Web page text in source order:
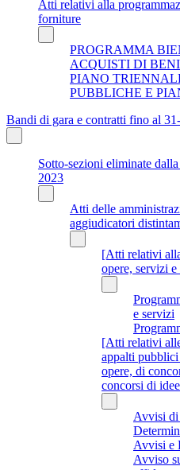
Atti relativi alla
forniture
PROGRAMMA
ACQUISTI DI
PIANO
PUBBLICHE E
Bandi di gara e contratti fino al
Sotto-sezioni eliminate
2023
Atti delle
aggiudicatori
[Atti relativi
opere, servizi
e servizi
[Atti relativi
appalti
opere, di
concorsi di
Avvisi di
Avvisi e
Avviso